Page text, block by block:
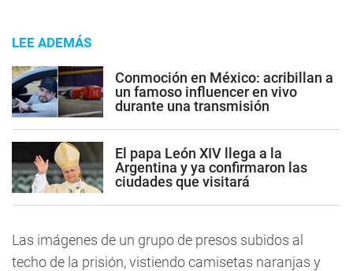
LEE ADEMÁS
Conmoción en México: acribillan a
un famoso influencer en vivo
durante una transmisión
El papa León XIV llega a la
Argentina y ya confirmaron las
ciudades que visitará
Las imágenes de un grupo de presos subidos al
techo de la prisión, vistiendo camisetas naranjas y